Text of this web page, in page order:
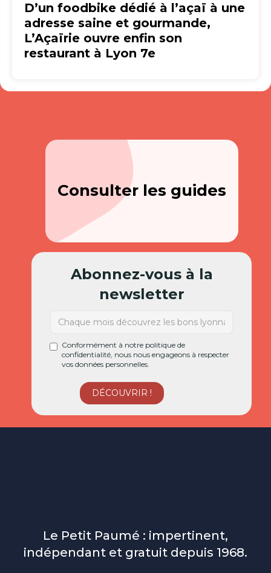
D’un foodbike dédié à l’açaï à une
adresse saine et gourmande,
L’Açaïrie ouvre enfin son
restaurant à Lyon 7e
Consulter les guides
Abonnez-vous à la
newsletter
Conformément à notre politique de
confidentialité, nous nous engageons à respecter
vos données personnelles.
Le Petit Paumé : impertinent,
indépendant et gratuit depuis 1968.